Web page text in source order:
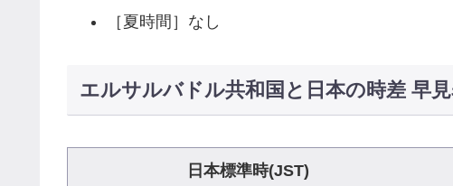
［夏時間］なし
エルサルバドル共和国と日本の時差 早
日本標準時(JST)